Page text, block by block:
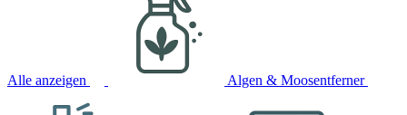
Alle anzeigen Algen & Moosentferner